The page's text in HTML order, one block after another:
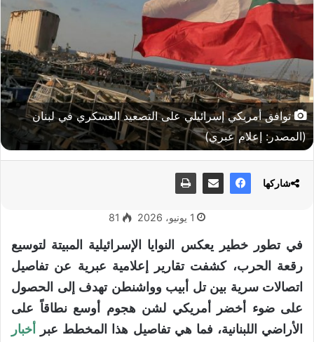
توافق أمريكي إسرائيلي على التصعيد العسكري في لبنان
(المصدر: إعلام عبري)
1 يونيو، 2026 81
في تطور خطير يعكس النوايا الإسرائيلية المبيتة لتوسيع
رقعة الحرب، كشفت تقارير إعلامية عبرية عن تفاصيل
اتصالات سرية بين تل أبيب وواشنطن تهدف إلى الحصول
على ضوء أخضر أمريكي لشن هجوم أوسع نطاقاً على
الأراضي اللبنانية، فما هي تفاصيل هذا المخطط عبر
أخبار
شاركها